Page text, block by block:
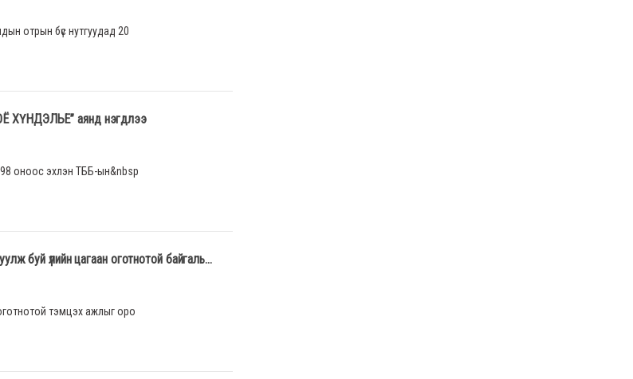
отрын бүс нутгуудад 20
аянд нэгдлээ
оноос эхлэн ТББ-ын&nbsp
буй үлийн цагаан оготнотой байгаль...
тэмцэх ажлыг оро